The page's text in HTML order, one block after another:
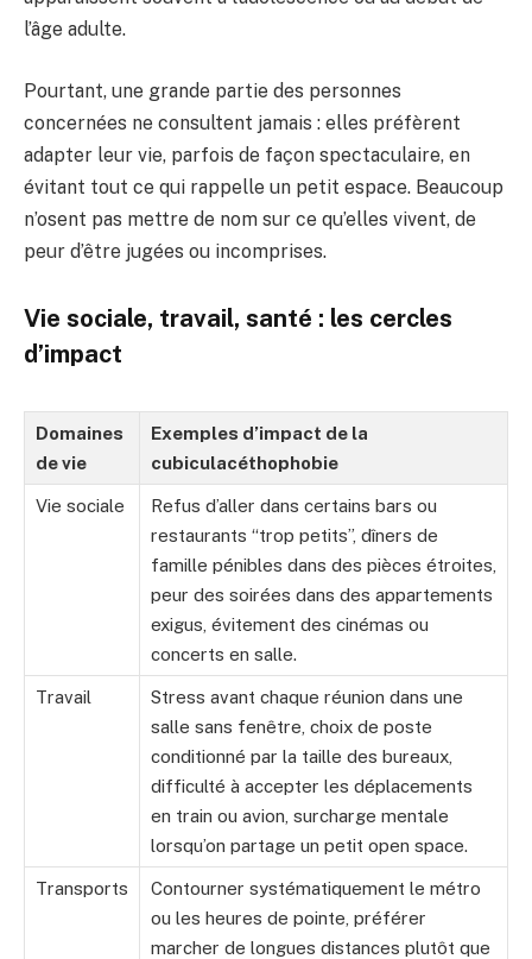
l’âge adulte.
Pourtant, une grande partie des personnes
concernées ne consultent jamais : elles préfèrent
adapter leur vie, parfois de façon spectaculaire, en
évitant tout ce qui rappelle un petit espace. Beaucoup
n’osent pas mettre de nom sur ce qu’elles vivent, de
peur d’être jugées ou incomprises.
Vie sociale, travail, santé : les cercles
d’impact
Domaines
de vie
Exemples d’impact de la
cubiculacéthophobie
Vie sociale
Refus d’aller dans certains bars ou
restaurants “trop petits”, dîners de
famille pénibles dans des pièces étroites,
peur des soirées dans des appartements
exigus, évitement des cinémas ou
concerts en salle.
Travail
Stress avant chaque réunion dans une
salle sans fenêtre, choix de poste
conditionné par la taille des bureaux,
difficulté à accepter les déplacements
en train ou avion, surcharge mentale
lorsqu’on partage un petit open space.
Transports
Contourner systématiquement le métro
ou les heures de pointe, préférer
marcher de longues distances plutôt que